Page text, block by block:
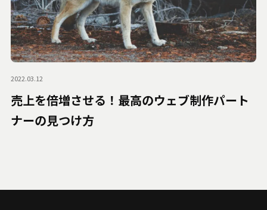
2022.03.12
売上を倍増させる！最高のウェブ制作パート
ナーの見つけ方